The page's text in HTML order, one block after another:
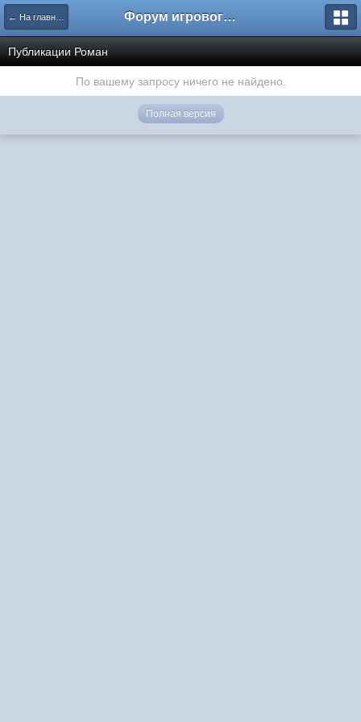
← На главную Форум игрового проекта Riverrise
Публикации Роман
По вашему запросу ничего не найдено.
Полная версия